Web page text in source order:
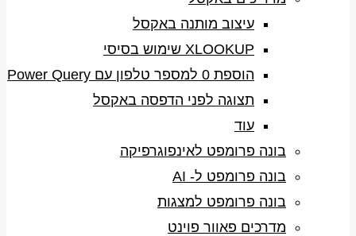
עיצוב מותנה באקסל
XLOOKUP שימוש בסיסי
הוספת 0 למספר טלפון עם Power Query
תצוגה לפני הדפסה באקסל
עוד
בונה פרומפט לאינפוגרפיקה
בונה פרומפט ל- AI
בונה פרומפט למצגות
מדרכים פאוור פוינט